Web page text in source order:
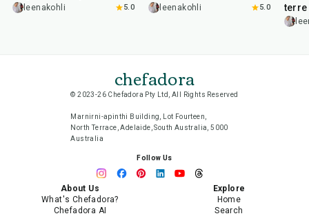
leenakohli 5.0 leenakohli 5.0
terre
chefadora
© 2023-26 Chefadora Pty Ltd, All Rights Reserved
Marnirni-apinthi Building, Lot Fourteen,
North Terrace, Adelaide, South Australia, 5000
Australia
Follow Us
About Us
What's Chefadora?
Chefadora AI
Explore
Home
Search